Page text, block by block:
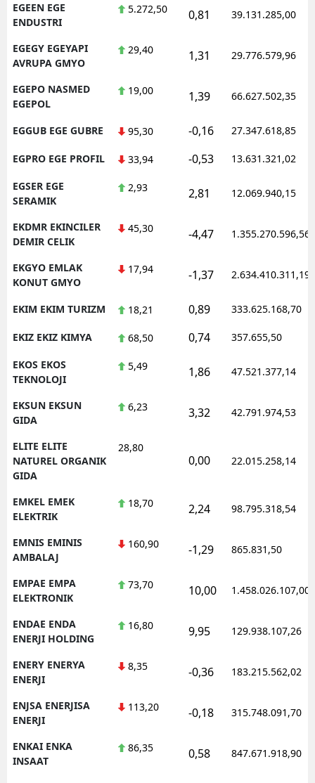
EGEEN EGE
ENDUSTRI
5.272,50 0,81 39.131.285,00
EGEGY EGEYAPI
AVRUPA GMYO
29,40 1,31 29.776.579,96
EGEPO NASMED
EGEPOL
19,00 1,39 66.627.502,35
EGGUB EGE GUBRE 95,30 -0,16 27.347.618,85
EGPRO EGE PROFIL 33,94 -0,53 13.631.321,02
EGSER EGE
SERAMIK
2,93 2,81 12.069.940,15
EKDMR EKINCILER
DEMIR CELIK
45,30 -4,47 1.355.270.596,56
EKGYO EMLAK
KONUT GMYO
17,94 -1,37 2.634.410.311,19
EKIM EKIM TURIZM 18,21 0,89 333.625.168,70
EKIZ EKIZ KIMYA 68,50 0,74 357.655,50
EKOS EKOS
TEKNOLOJI
5,49 1,86 47.521.377,14
EKSUN EKSUN
GIDA
6,23 3,32 42.791.974,53
ELITE ELITE
NATUREL ORGANIK
GIDA
28,80
0,00 22.015.258,14
EMKEL EMEK
ELEKTRIK
18,70 2,24 98.795.318,54
EMNIS EMINIS
AMBALAJ
160,90 -1,29 865.831,50
EMPAE EMPA
ELEKTRONIK
73,70 10,00 1.458.026.107,00
ENDAE ENDA
ENERJI HOLDING
16,80 9,95 129.938.107,26
ENERY ENERYA
ENERJI
8,35 -0,36 183.215.562,02
ENJSA ENERJISA
ENERJI
113,20 -0,18 315.748.091,70
ENKAI ENKA
INSAAT
86,35 0,58 847.671.918,90